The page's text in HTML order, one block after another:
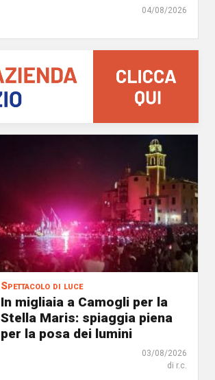
04/08/2026
Spettacolo di luce
In migliaia a Camogli per la
Stella Maris: spiaggia piena
per la posa dei lumini
03/08/2026
di r.c.